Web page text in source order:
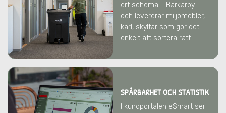
ert schema i Barkarby –
och levererar miljömöbler,
kärl, skyltar som gör det
enkelt att sortera rätt.
SPÅRBARHET OCH STATISTIK
I kundportalen eSmart ser